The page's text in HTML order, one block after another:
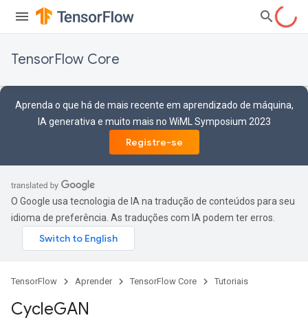
TensorFlow Core
Aprenda o que há de mais recente em aprendizado de máquina,
IA generativa e muito mais no WiML Symposium 2023
Registre-se
O Google usa tecnologia de IA na tradução de conteúdos para seu
idioma de preferência. As traduções com IA podem ter erros.
TensorFlow Aprender TensorFlow Core Tutoriais
CycleGAN